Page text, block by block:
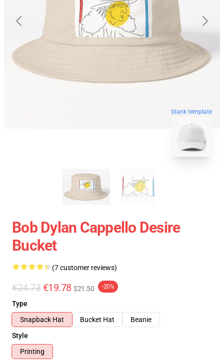
blank template
Bob Dylan Cappello Desire
Bucket
(7 customer reviews)
€24.73 €19.78 $21.50 -20%
Type
Snapback Hat
Bucket Hat
Beanie
Style
Printing